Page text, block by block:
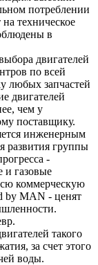
потреблении
техническое
в
двигателей
по всей
любых запчастей
двигателей
чем у
поставщику.
инженерным
развития группы
-
и газовые
коммерческую
by MAN - ценят
такого
за счет этого
воды.